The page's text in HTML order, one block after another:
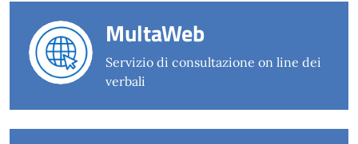
MultaWeb
Servizio di consultazione on line dei
verbali